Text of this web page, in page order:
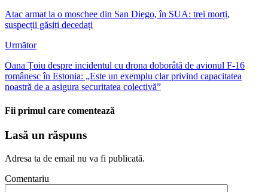
Atac armat la o moschee din San Diego, în SUA: trei morți,
suspecții găsiți decedați
Următor
Oana Țoiu despre incidentul cu drona doborâtă de avionul F-16
românesc în Estonia: „Este un exemplu clar privind capacitatea
noastră de a asigura securitatea colectivă”
Fii primul care comentează
Lasă un răspuns
Adresa ta de email nu va fi publicată.
Comentariu